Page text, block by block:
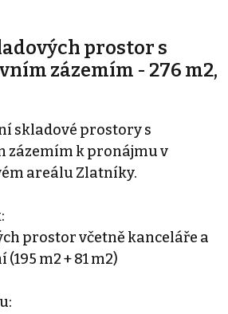
prostor s
zázemím - 276 m2,
skladové prostory s
k pronájmu v
areálu Zlatníky.
prostor včetně kanceláře a
m2 + 81 m2)